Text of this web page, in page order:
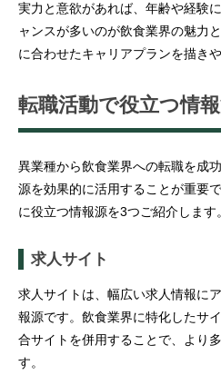
実力と意欲があれば、年齢や経験
ャンスが多いのが飲食業界の魅力
に合わせたキャリアプランを描き
転職活動で役立つ情
異業種から飲食業界への転職を成
源を効果的に活用することが重要
に役立つ情報源を3つご紹介します。
求人サイト
求人サイトは、幅広い求人情報に
報源です。飲食業界に特化したサ
合サイトを併用することで、より
す。